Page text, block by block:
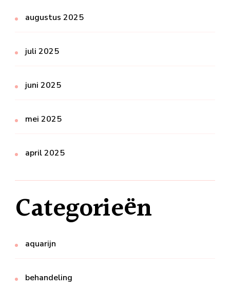
augustus 2025
juli 2025
juni 2025
mei 2025
april 2025
Categorieën
aquarijn
behandeling